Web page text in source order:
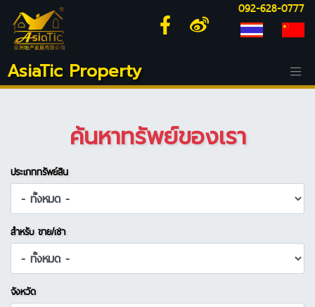
092-628-0777
AsiaTic Property
ค้นหาทรัพย์ของเรา
ประเภททรัพย์สิน
สำหรับ ขาย/เช่า
จังหวัด